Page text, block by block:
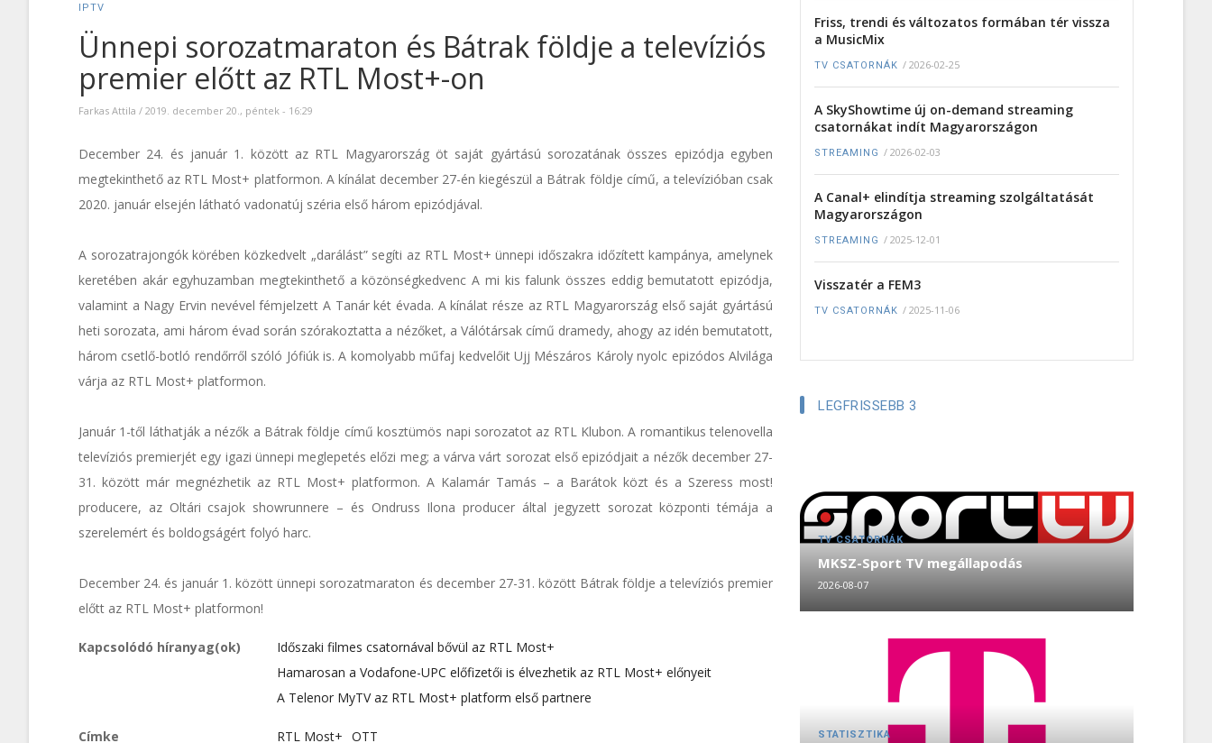
IPTV
Ünnepi sorozatmaraton és Bátrak földje a televíziós
premier előtt az RTL Most+-on
Farkas Attila / 2019. december 20., péntek - 16:29
December 24. és január 1. között az RTL Magyarország öt saját gyártású sorozatának összes epizódja egyben
megtekinthető az RTL Most+ platformon. A kínálat december 27-én kiegészül a Bátrak földje című, a televízióban csak
2020. január elsején látható vadonatúj széria első három epizódjával.
A sorozatrajongók körében közkedvelt „darálást” segíti az RTL Most+ ünnepi időszakra időzített kampánya, amelynek
keretében akár egyhuzamban megtekinthető a közönségkedvenc A mi kis falunk összes eddig bemutatott epizódja,
valamint a Nagy Ervin nevével fémjelzett A Tanár két évada. A kínálat része az RTL Magyarország első saját gyártású
heti sorozata, ami három évad során szórakoztatta a nézőket, a Válótársak című dramedy, ahogy az idén bemutatott,
három csetlő-botló rendőrről szóló Jófiúk is. A komolyabb műfaj kedvelőit Ujj Mészáros Károly nyolc epizódos Alvilága
várja az RTL Most+ platformon.
Január 1-től láthatják a nézők a Bátrak földje című kosztümös napi sorozatot az RTL Klubon. A romantikus telenovella
televíziós premierjét egy igazi ünnepi meglepetés előzi meg; a várva várt sorozat első epizódjait a nézők december 27-
31. között már megnézhetik az RTL Most+ platformon. A Kalamár Tamás – a Barátok közt és a Szeress most!
producere, az Oltári csajok showrunnere – és Ondruss Ilona producer által jegyzett sorozat központi témája a
szerelemért és boldogságért folyó harc.
December 24. és január 1. között ünnepi sorozatmaraton és december 27-31. között Bátrak földje a televíziós premier
előtt az RTL Most+ platformon!
Kapcsolódó híranyag(ok)
Időszaki filmes csatornával bővül az RTL Most+
Hamarosan a Vodafone-UPC előfizetői is élvezhetik az RTL Most+ előnyeit
A Telenor MyTV az RTL Most+ platform első partnere
Címke RTL Most+ OTT
Friss, trendi és változatos formában tér vissza
a MusicMix
TV CSATORNÁK / 2026-02-25
A SkyShowtime új on-demand streaming
csatornákat indít Magyarországon
STREAMING / 2026-02-03
A Canal+ elindítja streaming szolgáltatását
Magyarországon
STREAMING / 2025-12-01
Visszatér a FEM3
TV CSATORNÁK / 2025-11-06
LEGFRISSEBB 3
TV CSATORNÁK
MKSZ-Sport TV megállapodás
2026-08-07
STATISZTIKA